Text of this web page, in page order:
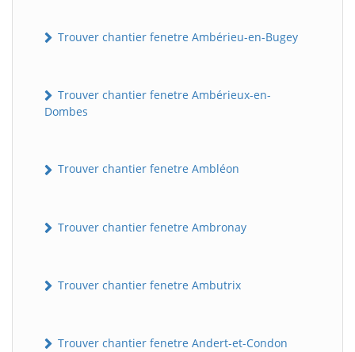
Trouver chantier fenetre Ambérieu-en-Bugey
Trouver chantier fenetre Ambérieux-en-
Dombes
Trouver chantier fenetre Ambléon
Trouver chantier fenetre Ambronay
Trouver chantier fenetre Ambutrix
Trouver chantier fenetre Andert-et-Condon